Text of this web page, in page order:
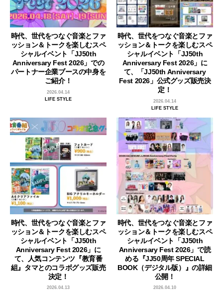
時代、世代をつなぐ音楽とファ
ッション＆トークを楽しむスペ
シャルイベント「JJ50th
Anniversary Fest 2026」での
パートナー企業ブースの中身を
ご紹介！
2026.04.14
LIFE STYLE
時代、世代をつなぐ音楽とファ
ッション＆トークを楽しむスペ
シャルイベント「JJ50th
Anniversary Fest 2026」に
て、「JJ50th Anniversary
Fest 2026」公式グッズ販売決
定！
2026.04.14
LIFE STYLE
時代、世代をつなぐ音楽とファ
ッション＆トークを楽しむスペ
シャルイベント「JJ50th
Anniversary Fest 2026」に
て、人気コンテンツ『教育番
組』タマとのコラボグッズ販売
決定！
2026.04.13
時代、世代をつなぐ音楽とファ
ッション＆トークを楽しむスペ
シャルイベント「JJ50th
Anniversary Fest 2026」で読
める『JJ50周年 SPECIAL
BOOK（デジタル版）』の詳細
公開！
2026.04.10